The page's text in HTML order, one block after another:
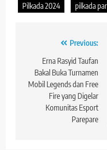
Pilkada 2024
pilkada
Navigasi Previous:
Erna Rasyid Taufan
Bakal Buka Turnamen
Mobil Legends dan Free
Fire yang Digelar
Komunitas Esport
Parepare